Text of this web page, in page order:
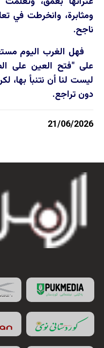
ومثابرة، وانخرطت في
ناجح.
فهل الغرب اليوم
على "فتح العين على
ليست لنا أن نتنبأ بها،
دون تراجع.
21/06/2026